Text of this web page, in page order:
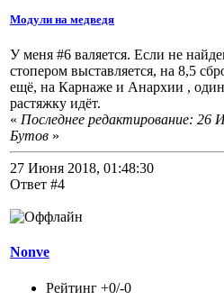
Модули на медведя
У меня #6 валяется. Если не
стопером выставляется, на 8,5
ещё, на Карнаже и Анархии ,
растяжку идёт.
« Последнее редактирование: 26
Бутов »
27 Июня 2018, 01:48:30
Ответ #4
Nonve
Рейтинг +0/-0